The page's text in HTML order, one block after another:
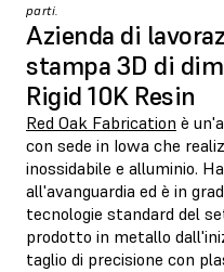
parti.
Azienda di
stampa 3D di
Rigid 10K Resin
Red Oak Fabrication è
con sede in Iowa che
inossidabile e alluminio.
all'avanguardia ed è in
tecnologie standard del
prodotto in metallo
taglio di precisione con